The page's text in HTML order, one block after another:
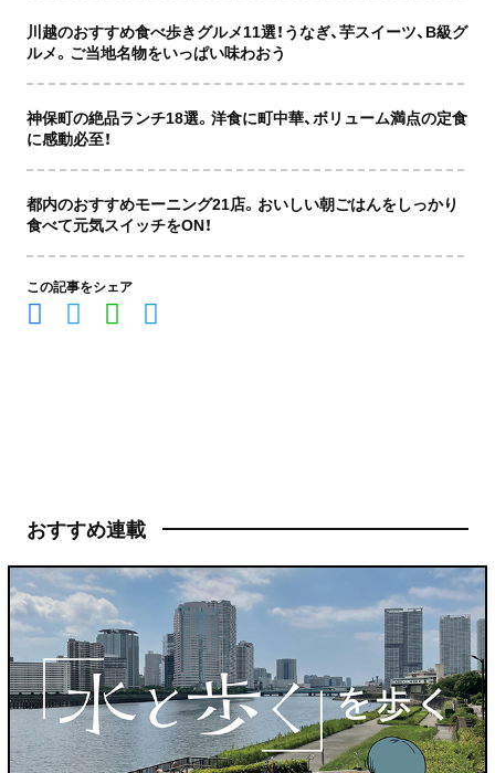
川越のおすすめ食べ歩きグルメ11選！うなぎ、芋スイーツ、B級グ
ルメ。ご当地名物をいっぱい味わおう
神保町の絶品ランチ18選。洋食に町中華、ボリューム満点の定食
に感動必至！
都内のおすすめモーニング21店。おいしい朝ごはんをしっかり
食べて元気スイッチをON！
この記事をシェア
おすすめ連載